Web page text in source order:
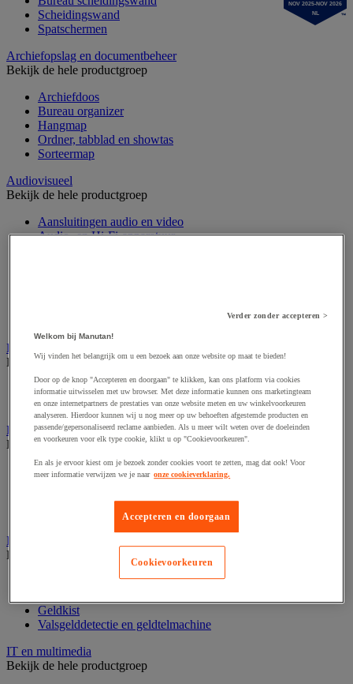
Scheidingswand
Spatschermen
Archiefopslag en documentbeheer
Bekijk de hele productgroep
Archiefdoos
Bureau organizer
Hangmap
Ordner, tabblad en showtas
Sorteermap
Audiovisueel
Bekijk de hele productgroep
Aansluitingen audio en video
Audio- en Hi-Fi-apparatuur
Bewegwijzering en aanduidingsborden
Bekijk de hele productgroep
Deurnaambord
Pictogram
Folderrek en -houder
Bekijk de hele productgroep
Folderrek
Tafel folderstandaard
Wandfolderhouder
Inname en beheer van geld
Bekijk de hele productgroep
Barcode scanner en accessoires
Geldkist
Valsgelddetectie en geldtelmachine
IT en multimedia
Bekijk de hele productgroep
NOV 2025-NOV 2026
NL
Verder zonder accepteren >
Welkom bij Manutan!
Wij vinden het belangrijk om u een bezoek aan onze website op maat te bieden!
Door op de knop "Accepteren en doorgaan" te klikken, kan ons platform via cookies
informatie uitwisselen met uw browser. Met deze informatie kunnen ons marketingteam
en onze internetpartners de prestaties van onze website meten en uw winkelvoorkeuren
analyseren. Hierdoor kunnen wij u nog meer op uw behoeften afgestemde producten en
passende/gepersonaliseerd reclame aanbieden. Als u meer wilt weten over de doeleinden
en voorkeuren voor elk type cookie, klikt u op "Cookievoorkeuren".
En als je ervoor kiest om je bezoek zonder cookies voort te zetten, mag dat ook! Voor
meer informatie verwijzen we je naar onze cookieverklaring.
Accepteren en doorgaan
Cookievoorkeuren